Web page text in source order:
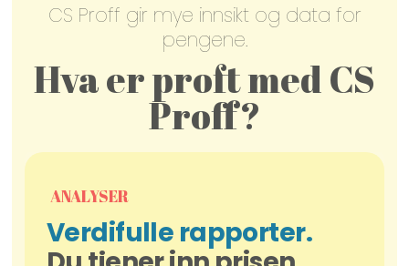
CS Proff gir mye innsikt og data for
pengene.
Hva er proft med CS
Proff?
ANALYSER
Verdifulle rapporter.